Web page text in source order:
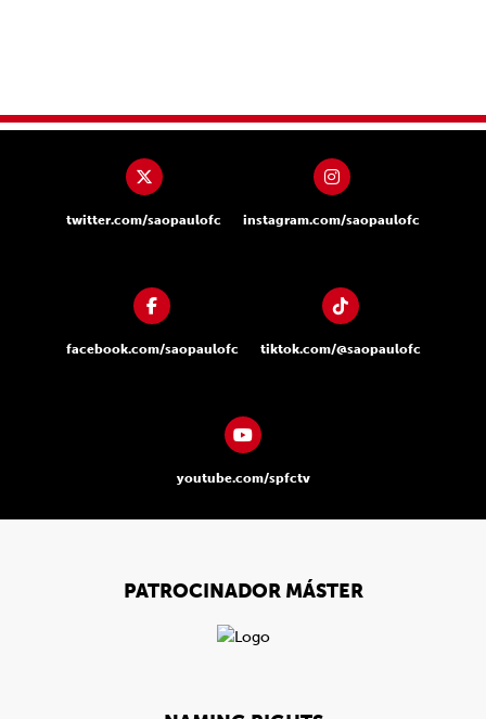
twitter.com/saopaulofc instagram.com/saopaulofc
facebook.com/saopaulofc tiktok.com/@saopaulofc
youtube.com/spfctv
PATROCINADOR MÁSTER